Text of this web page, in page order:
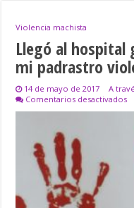
Violencia machista
Llegó al hospital
mi padrastro
14 de mayo de 2017 A
Comentarios desactivadosen